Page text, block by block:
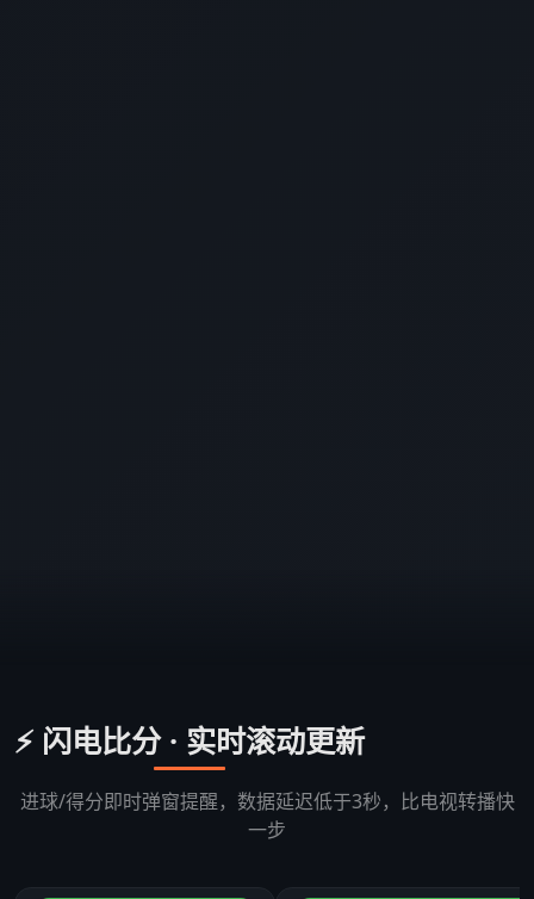
⚡ 闪电比分 · 实时滚动更新
进球/得分即时弹窗提醒，数据延迟低于3秒，比电视转播快
一步